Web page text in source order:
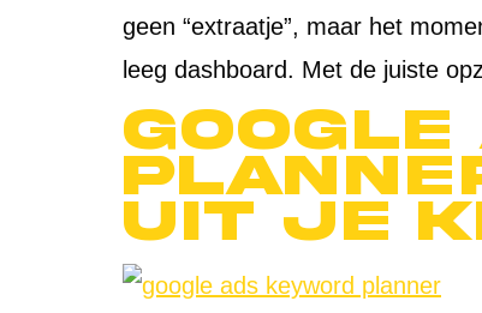
geen “extraatje”, maar het
leeg dashboard. Met de juiste
Google
uit je